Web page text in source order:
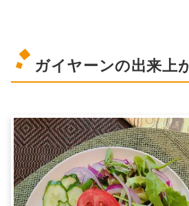
ガイヤーンの出来上